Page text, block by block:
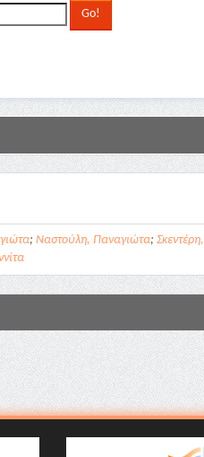
; Ναστούλη, Παναγιώτα; Σκεντέρη,